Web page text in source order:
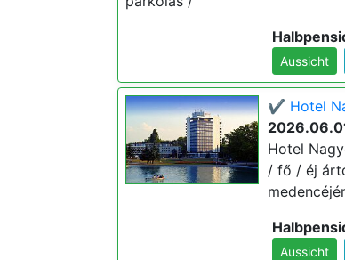
Aussicht
✔️ Hotel
Hotel
/ fő / éj
Aussicht